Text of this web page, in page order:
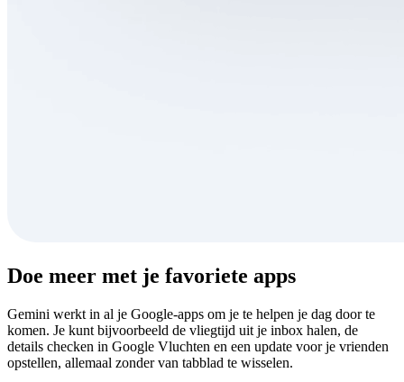
Doe meer met je favoriete apps
Gemini werkt in al je Google-apps om je te helpen je dag door te
komen. Je kunt bijvoorbeeld de vliegtijd uit je inbox halen, de
details checken in Google Vluchten en een update voor je vrienden
opstellen, allemaal zonder van tabblad te wisselen.